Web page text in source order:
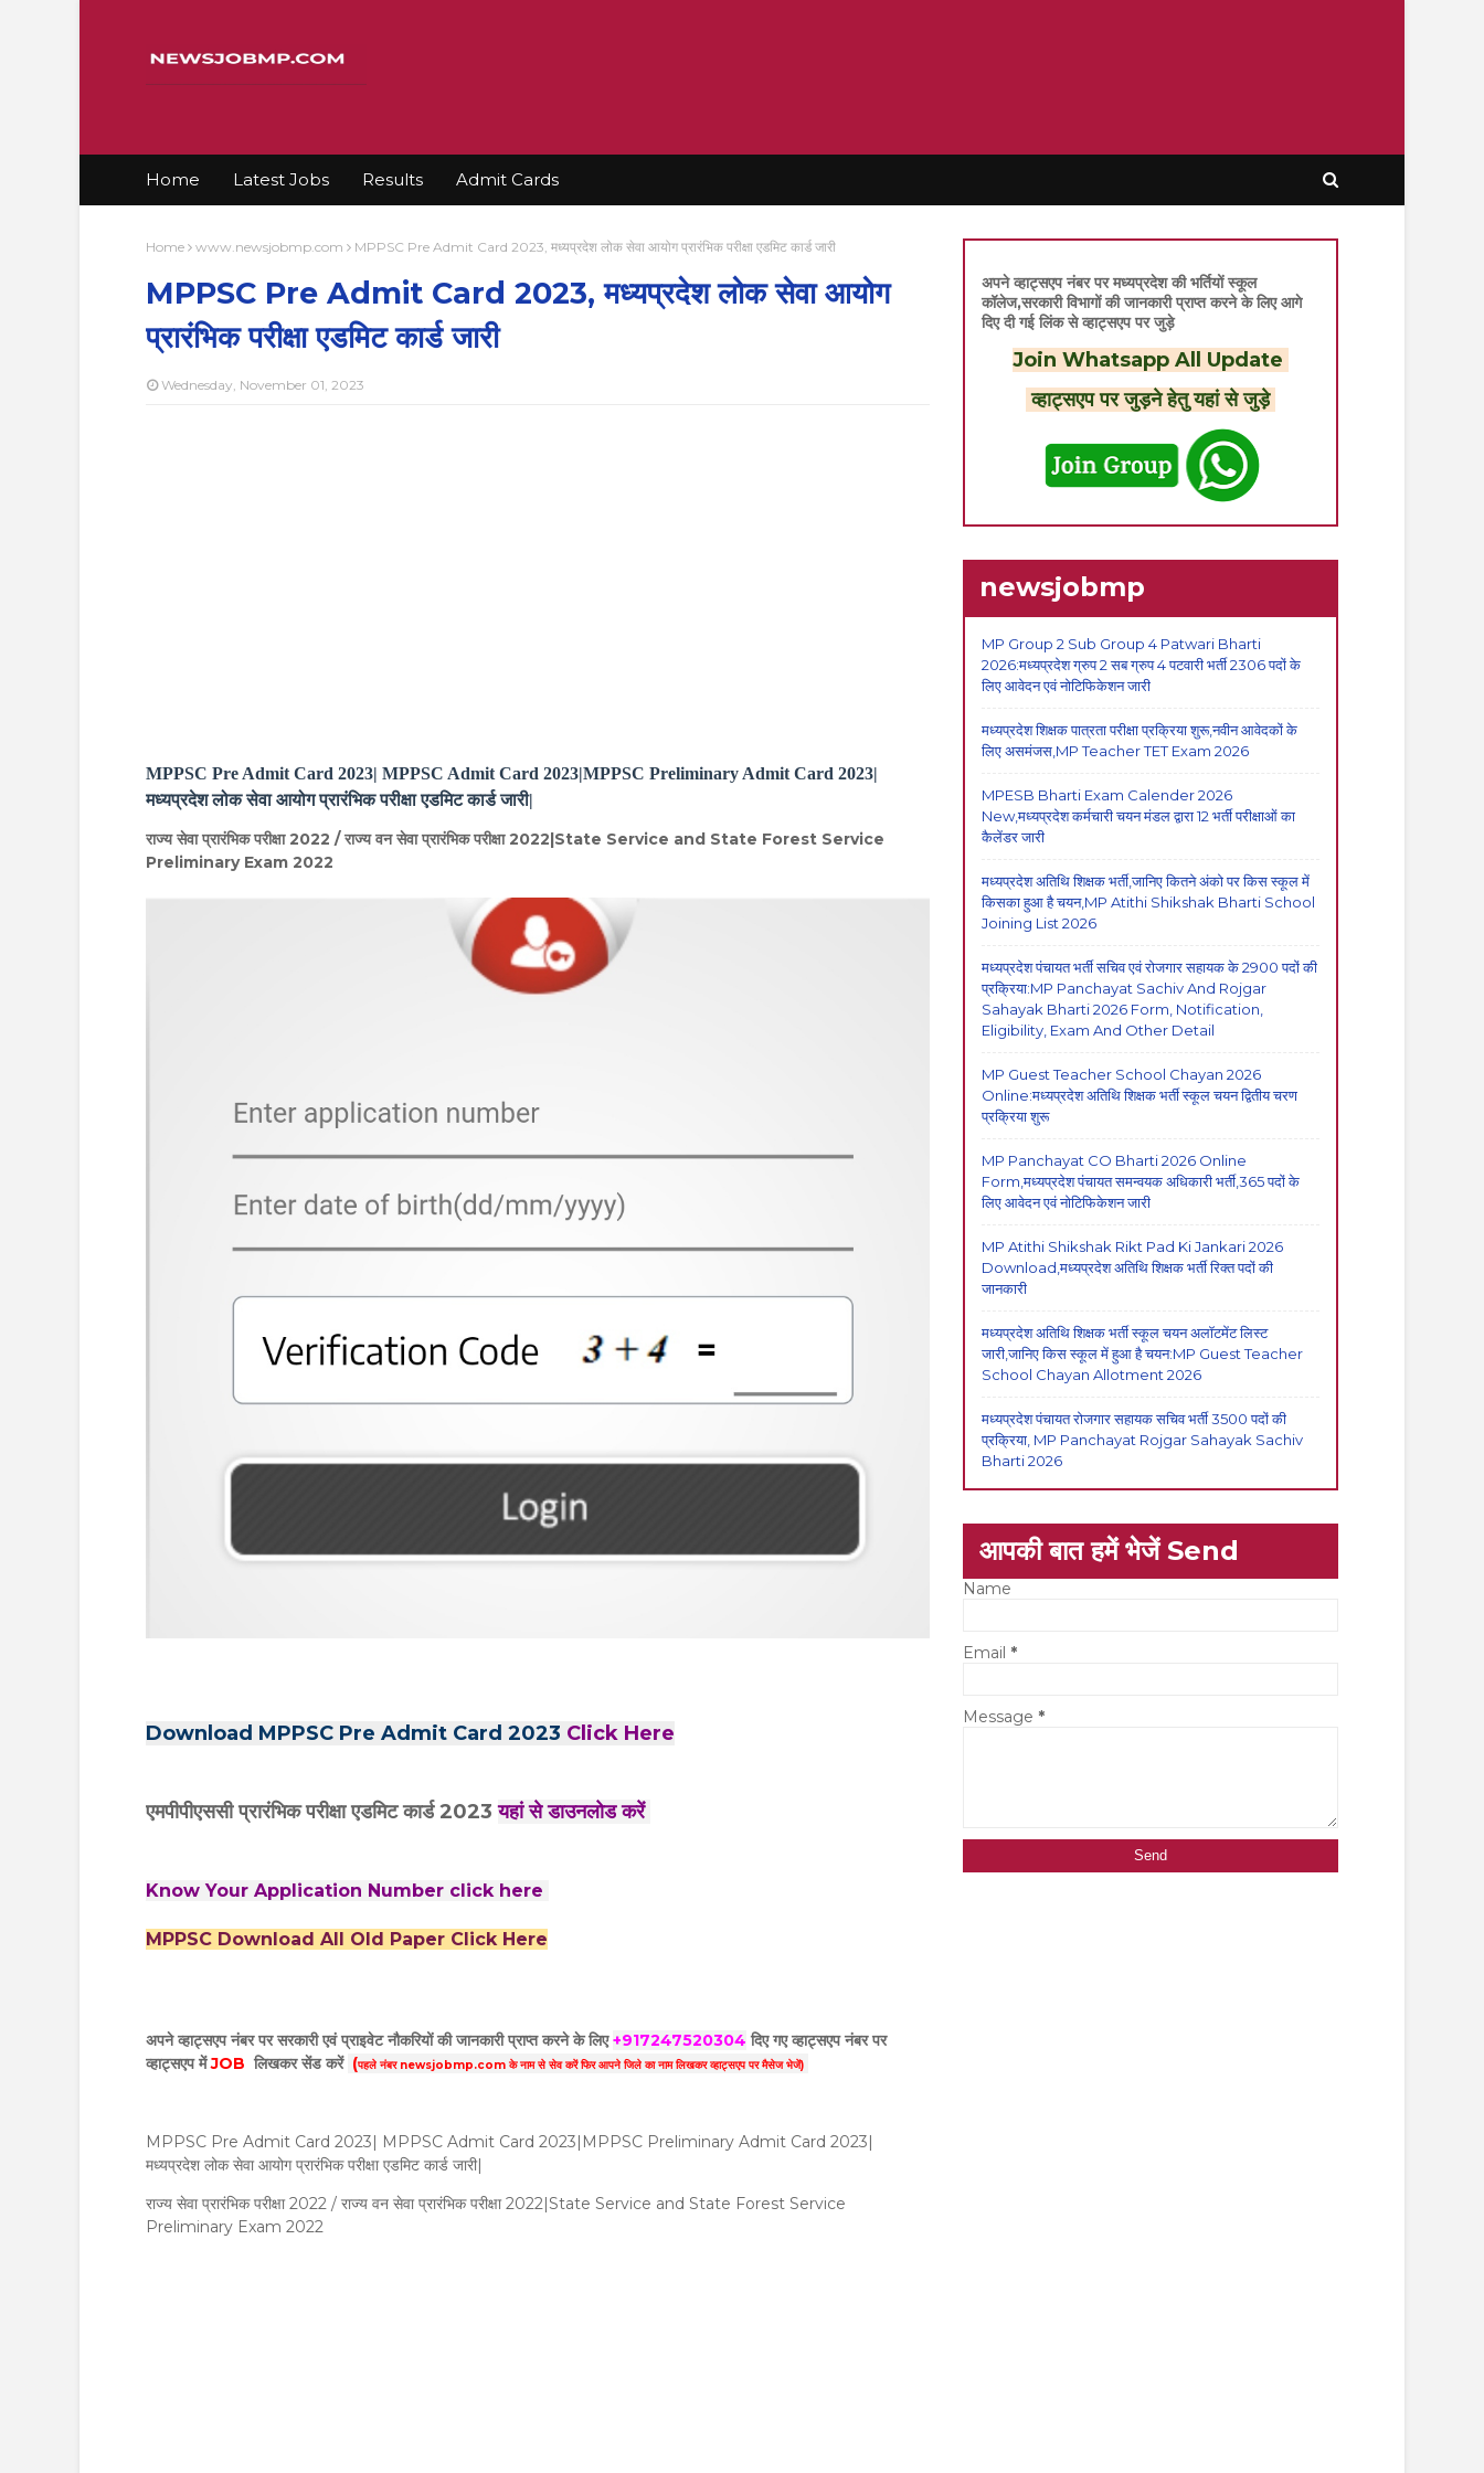
Home Latest Jobs Results Admit Cards
Home www.newsjobmp.com MPPSC Pre Admit Card 2023, मध्यप्रदेश लोक सेवा आयोग प्रारंभिक परीक्षा एडमिट कार्ड जारी
MPPSC Pre Admit Card 2023, मध्यप्रदेश लोक सेवा आयोग
प्रारंभिक परीक्षा एडमिट कार्ड जारी
Wednesday, November 01, 2023
MPPSC Pre Admit Card 2023| MPPSC Admit Card 2023|MPPSC Preliminary Admit Card 2023|
मध्यप्रदेश लोक सेवा आयोग प्रारंभिक परीक्षा एडमिट कार्ड जारी|
राज्य सेवा प्रारंभिक परीक्षा 2022 / राज्य वन सेवा प्रारंभिक परीक्षा 2022|State Service and State Forest Service
Preliminary Exam 2022
Download MPPSC Pre Admit Card 2023 Click Here
एमपीपीएससी प्रारंभिक परीक्षा एडमिट कार्ड 2023यहां से डाउनलोड करें
Know Your Application Number click here
MPPSC Download All Old Paper Click Here
अपने व्हाट्सएप नंबर पर सरकारी एवं प्राइवेट नौकरियों की जानकारी प्राप्त करने के लिए+917247520304 दिए गएव्हाट्सएपनंबर पर
व्हाट्सएप मेंJOB लिखकर सेंड करें (पहले नंबर newsjobmp.com के नाम से सेव करें फिर आपनेजिले का नाम लिखकर व्हाट्सएप पर मैसेज भेजें)
MPPSC Pre Admit Card 2023| MPPSC Admit Card 2023|MPPSC Preliminary Admit Card 2023|
मध्यप्रदेश लोक सेवा आयोग प्रारंभिक परीक्षा एडमिट कार्ड जारी|
राज्य सेवा प्रारंभिक परीक्षा 2022 / राज्य वन सेवा प्रारंभिक परीक्षा 2022|State Service and State Forest Service
Preliminary Exam 2022
अपने व्हाट्सएप नंबर पर मध्यप्रदेश की भर्तियों स्कूल
कॉलेज,सरकारी विभागों की जानकारी प्राप्त करने के लिए आगे
दिए दी गई लिंक से व्हाट्सएप पर जुड़े
Join Whatsapp All Update
व्हाट्सएप पर जुड़ने हेतु यहां से जुड़े
newsjobmp
MP Group 2 Sub Group 4 Patwari Bharti
2026:मध्यप्रदेश ग्रुप 2 सब ग्रुप 4 पटवारी भर्ती 2306 पदों के
लिए आवेदन एवं नोटिफिकेशन जारी
मध्यप्रदेश शिक्षक पात्रता परीक्षा प्रक्रिया शुरू,नवीन आवेदकों के
लिए असमंजस,MP Teacher TET Exam 2026
MPESB Bharti Exam Calender 2026
New,मध्यप्रदेश कर्मचारी चयन मंडल द्वारा 12 भर्ती परीक्षाओं का
कैलेंडर जारी
मध्यप्रदेश अतिथि शिक्षक भर्ती,जानिए कितने अंको पर किस स्कूल में
किसका हुआ है चयन,MP Atithi Shikshak Bharti School
Joining List 2026
मध्यप्रदेश पंचायत भर्ती सचिव एवं रोजगार सहायक के 2900 पदों की
प्रक्रिया:MP Panchayat Sachiv And Rojgar
Sahayak Bharti 2026 Form, Notification,
Eligibility, Exam And Other Detail
MP Guest Teacher School Chayan 2026
Online:मध्यप्रदेश अतिथि शिक्षक भर्ती स्कूल चयन द्वितीय चरण
प्रक्रिया शुरू
MP Panchayat CO Bharti 2026 Online
Form,मध्यप्रदेश पंचायत समन्वयक अधिकारी भर्ती,365 पदों के
लिए आवेदन एवं नोटिफिकेशन जारी
MP Atithi Shikshak Rikt Pad Ki Jankari 2026
Download,मध्यप्रदेश अतिथि शिक्षक भर्ती रिक्त पदों की
जानकारी
मध्यप्रदेश अतिथि शिक्षक भर्ती स्कूल चयन अलॉटमेंट लिस्ट
जारी,जानिए किस स्कूल में हुआ है चयन:MP Guest Teacher
School Chayan Allotment 2026
मध्यप्रदेश पंचायत रोजगार सहायक सचिव भर्ती 3500 पदों की
प्रक्रिया, MP Panchayat Rojgar Sahayak Sachiv
Bharti 2026
आपकी बात हमें भेजें Send
Name
Email *
Message *